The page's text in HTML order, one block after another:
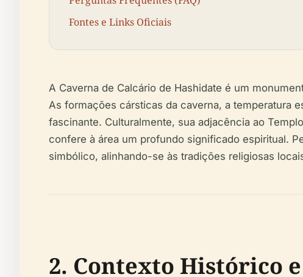
Fontes e Links Oficiais
A Caverna de Calcário de Hashidate é um
As formações cársticas da caverna, a temperatura
fascinante. Culturalmente, sua adjacência ao
confere à área um profundo significado espiritual.
simbólico, alinhando-se às tradições religiosas
2. Contexto Histórico